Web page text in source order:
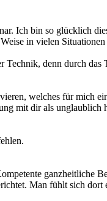
Ich bin so glücklich
in vielen
denn durch das
welches für mich
mit dir als unglaublich
ganzheitliche
Man fühlt sich dort